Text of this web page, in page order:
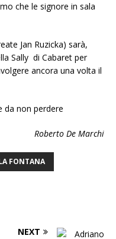
che le signore in sala
Jan Ruzicka) sarà,
Sally di Cabaret per
ancora una volta il
da non perdere
Roberto De Marchi
FONTANA
NEXT